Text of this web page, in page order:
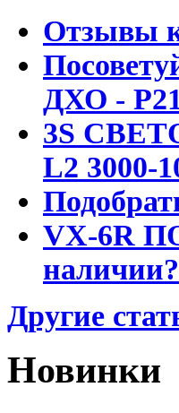
Отзывы
ДХО -
3S
L2 3000-
VX-6R
наличии?
Другие
Новинки